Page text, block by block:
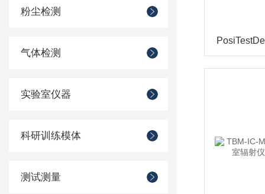
粉尘检测
气体检测
实验室仪器
科研训练模体
测试测量